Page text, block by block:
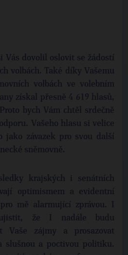
Vás dovolil oslovit se žádostí
volbách. Také díky Vašemu
volbách ve volebním
získal přesně 4 619 hlasů,
bych Vám chtěl srdečně
Vašeho hlasu si velice
jako závazek pro svou další
sněmovně.
krajských i senátních
optimismem a evidentní
mě alarmující zprávou. I
že I nadále budu
Vaše zájmy a prosazovat
slušnou a poctivou politiku.